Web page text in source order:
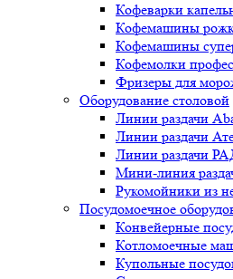
Кофеварки
Кофемашины
Кофемашины
Кофемолки
Фризеры для
Оборудование столовой
Линии раздачи
Линии раздачи
Линии раздачи
Мини-линия
Рукомойники из
Посудомоечное
Конвейерные
Котломоечные
Купольные